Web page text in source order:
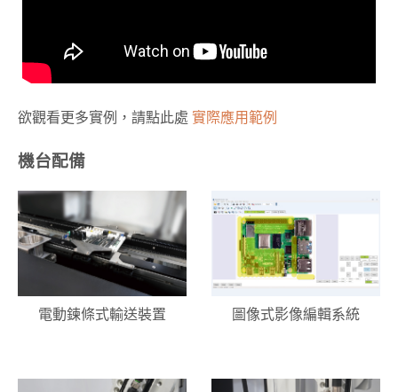
欲觀看更多實例，請點此處 實際應用範例
機台配備
電動鍊條式輸送裝置 圖像式影像編輯系統